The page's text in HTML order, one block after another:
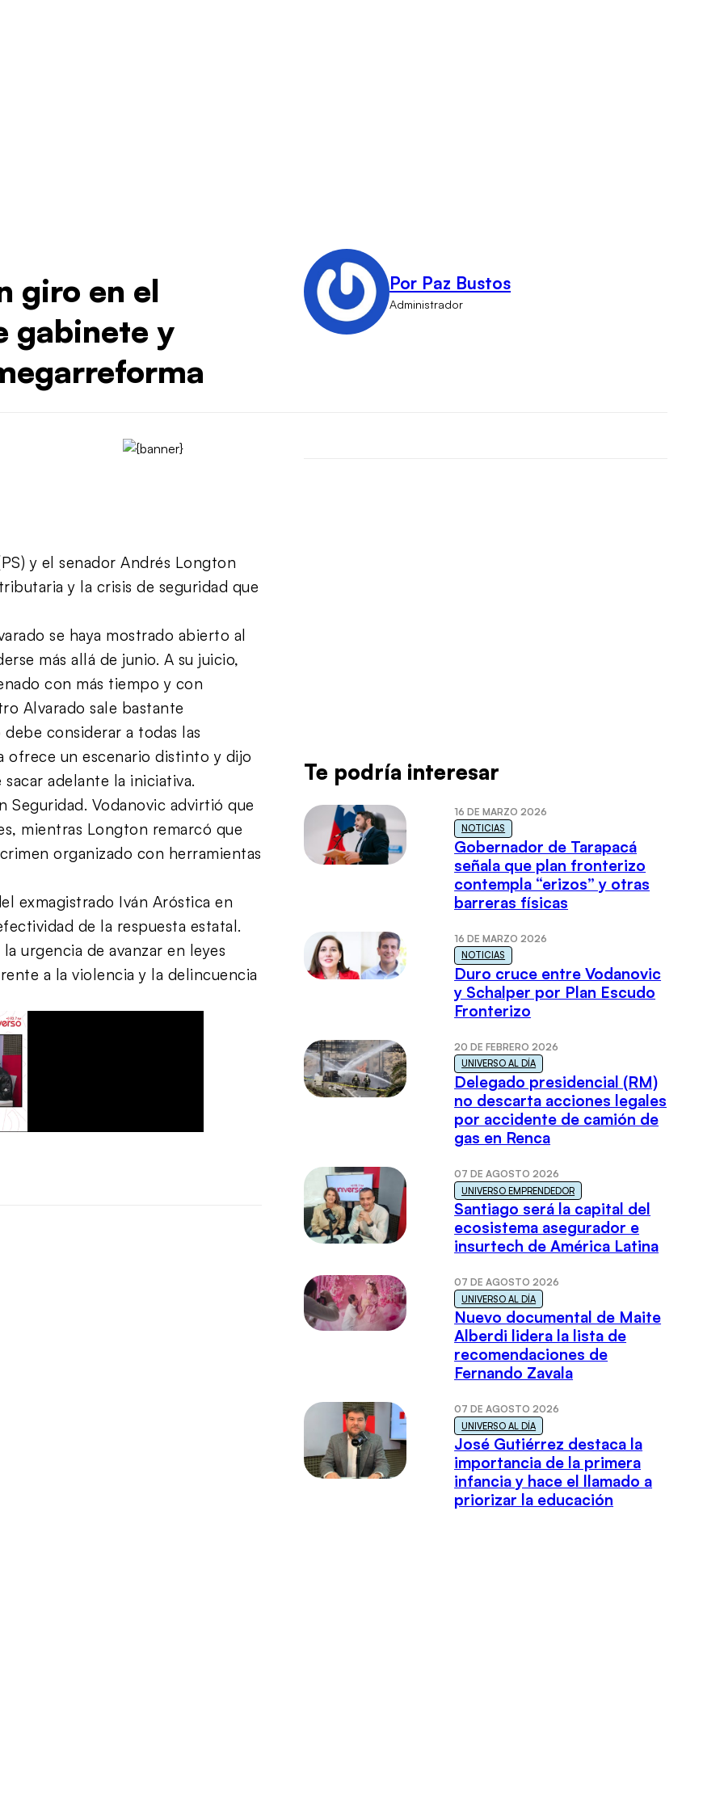
giro en el
gabinete y
Por Paz Bustos
Administrador
y el senador Andrés Longton
y la crisis de seguridad que
se haya mostrado abierto al
más allá de junio. A su juicio,
con más tiempo y con
Alvarado sale bastante
considerar a todas las
ofrece un escenario distinto y dijo
adelante la iniciativa.
Seguridad. Vodanovic advirtió que
mientras Longton remarcó que
organizado con herramientas
exmagistrado Iván Aróstica en
de la respuesta estatal.
urgencia de avanzar en leyes
a la violencia y la delincuencia
Te podría interesar
16 DE MARZO 2026
NOTICIAS
Gobernador de Tarapacá
señala que plan fronterizo
contempla “erizos” y otras
barreras físicas
16 DE MARZO 2026
NOTICIAS
Duro cruce entre Vodanovic
y Schalper por Plan Escudo
Fronterizo
20 DE FEBRERO 2026
UNIVERSO AL DÍA
Delegado presidencial (RM)
no descarta acciones legales
por accidente de camión de
gas en Renca
07 DE AGOSTO 2026
UNIVERSO EMPRENDEDOR
Santiago será la capital del
ecosistema asegurador e
insurtech de América Latina
07 DE AGOSTO 2026
UNIVERSO AL DÍA
Nuevo documental de Maite
Alberdi lidera la lista de
recomendaciones de
Fernando Zavala
07 DE AGOSTO 2026
UNIVERSO AL DÍA
José Gutiérrez destaca la
importancia de la primera
infancia y hace el llamado a
priorizar la educación